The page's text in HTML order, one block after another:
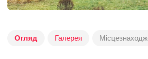
Огляд Галерея